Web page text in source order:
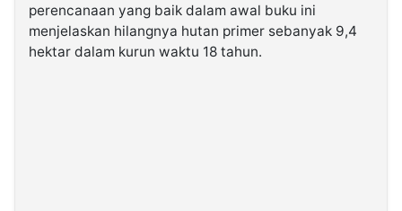
perencanaan yang baik dalam awal buku ini
menjelaskan hilangnya hutan primer sebanyak 9,4
hektar dalam kurun waktu 18 tahun.